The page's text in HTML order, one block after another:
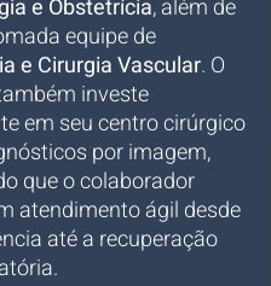
e Obstetrícia, além de
equipe de
e Cirurgia Vascular. O
investe
em seu centro cirúrgico
por imagem,
que o colaborador
atendimento ágil desde
até a recuperação